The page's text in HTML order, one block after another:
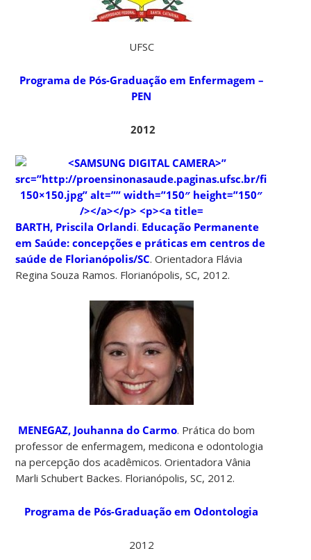
UFSC
Programa de Pós-Graduação em Enfermagem –
PEN
2012
BARTH, Priscila Orlandi. Educação Permanente
em Saúde: concepções e práticas em centros de
saúde de Florianópolis/SC. Orientadora Flávia
Regina Souza Ramos. Florianópolis, SC, 2012.
MENEGAZ, Jouhanna do Carmo. Prática do bom
professor de enfermagem, medicona e odontologia
na percepção dos acadêmicos. Orientadora Vânia
Marli Schubert Backes. Florianópolis, SC, 2012.
Programa de Pós-Graduação em Odontologia
2012